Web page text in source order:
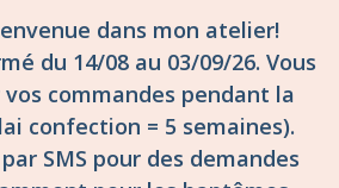
dans mon atelier!
du 14/08 au 03/09/26. Vous
vos commandes pendant la
confection = 5 semaines).
SMS pour des demandes